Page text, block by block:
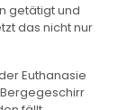
getätigt und
das nicht nur
Euthanasie